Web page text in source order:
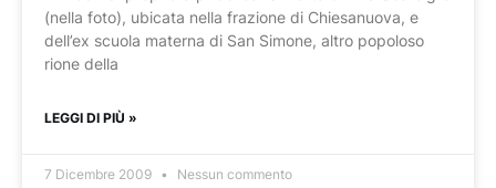
(nella foto), ubicata nella frazione di Chiesanuova, e
dell’ex scuola materna di San Simone, altro popoloso
rione della
LEGGI DI PIÙ »
7 Dicembre 2009 Nessun commento